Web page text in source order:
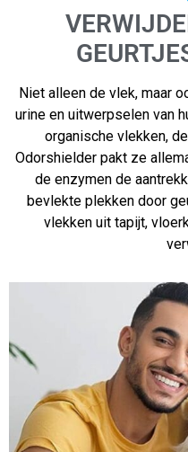
Niet alleen de vlek, maar
urine en uitwerpselen van
organische vlekken,
Odorshielder pakt ze
de enzymen de
bevlekte plekken door
vlekken uit tapijt,